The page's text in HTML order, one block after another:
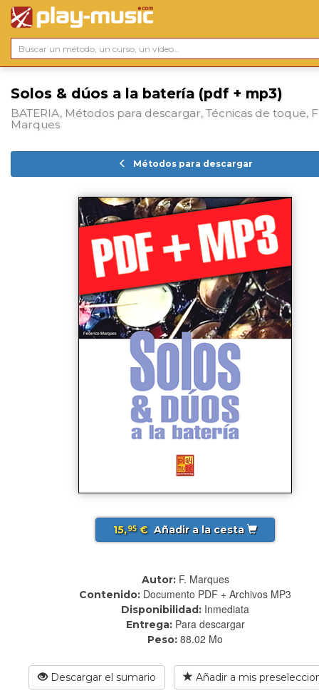
Solos & dúos a la batería (pdf + mp3)
BATERIA, Métodos para descargar, Técnicas de toque,
Marques
Métodos para descargar
15,95€ Añadir a la cesta
Autor: F. Marques
Contenido: Documento PDF + Archivos MP3
Disponibilidad: Inmediata
Entrega: Para descargar
Peso: 88.02 Mo
Descargar el sumario Añadir a mis